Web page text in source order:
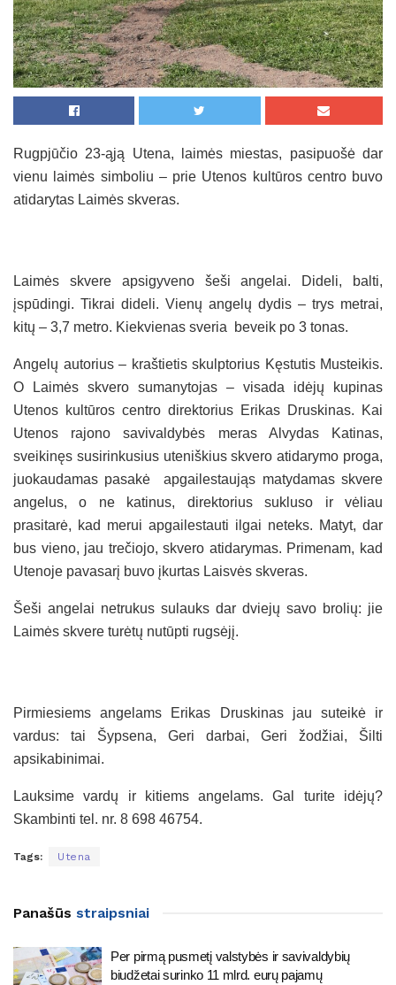
Rugpjūčio 23-ąją Utena, laimės miestas, pasipuošė dar
vienu laimės simboliu – prie Utenos kultūros centro buvo
atidarytas Laimės skveras.
Laimės skvere apsigyveno šeši angelai. Dideli, balti,
įspūdingi. Tikrai dideli. Vienų angelų dydis – trys metrai,
kitų – 3,7 metro. Kiekvienas sveria beveik po 3 tonas.
Angelų autorius – kraštietis skulptorius Kęstutis Musteikis.
O Laimės skvero sumanytojas – visada idėjų kupinas
Utenos kultūros centro direktorius Erikas Druskinas. Kai
Utenos rajono savivaldybės meras Alvydas Katinas,
sveikinęs susirinkusius uteniškius skvero atidarymo proga,
juokaudamas pasakė apgailestaująs matydamas skvere
angelus, o ne katinus, direktorius sukluso ir vėliau
prasitarė, kad merui apgailestauti ilgai neteks. Matyt, dar
bus vieno, jau trečiojo, skvero atidarymas. Primenam, kad
Utenoje pavasarį buvo įkurtas Laisvės skveras.
Šeši angelai netrukus sulauks dar dviejų savo brolių: jie
Laimės skvere turėtų nutūpti rugsėjį.
Pirmiesiems angelams Erikas Druskinas jau suteikė ir
vardus: tai Šypsena, Geri darbai, Geri žodžiai, Šilti
apsikabinimai.
Lauksime vardų ir kitiems angelams. Gal turite idėjų?
Skambinti tel. nr. 8 698 46754.
Tags: Utena
Panašūs straipsniai
Per pirmą pusmetį valstybės ir savivaldybių
biudžetai surinko 11 mlrd. eurų pajamų